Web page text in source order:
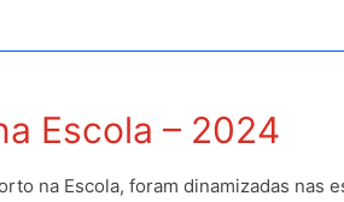
Escola – 2024
na Escola, foram dinamizadas nas